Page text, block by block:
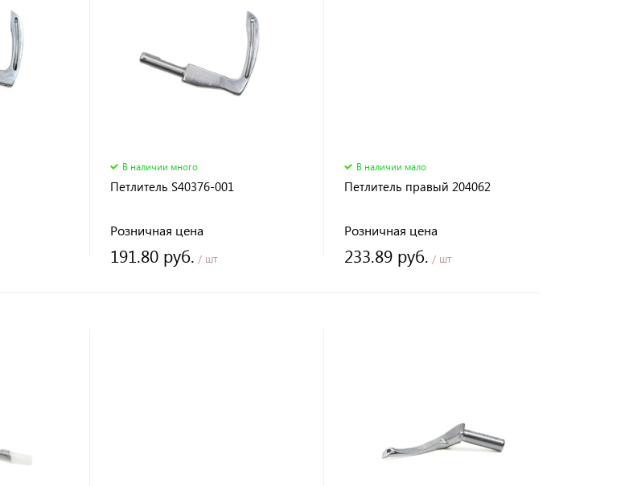
В наличии много
Петлитель S40376-001
Розничная цена
191.80 руб. / шт
В наличии мало
Петлитель правый 204062
Розничная цена
233.89 руб. / шт